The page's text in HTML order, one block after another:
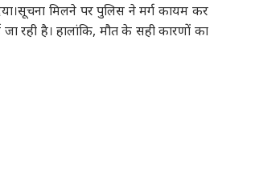
मिलने पर पुलिस ने मर्ग कायम कर
रही है। हालांकि, मौत के सही कारणों का